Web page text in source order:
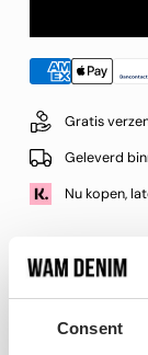
Consent
Gratis
Geleverd
Nu kopen,
Productdetails